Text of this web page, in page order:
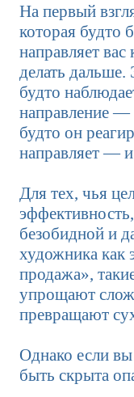
На первый
которая будто
направляет вас
делать дальше.
будто
направление —
будто он
направляет — и
Для тех, чья
безобидной и
художника как
продажа»,
упрощают
превращают
Однако если
быть скрыта